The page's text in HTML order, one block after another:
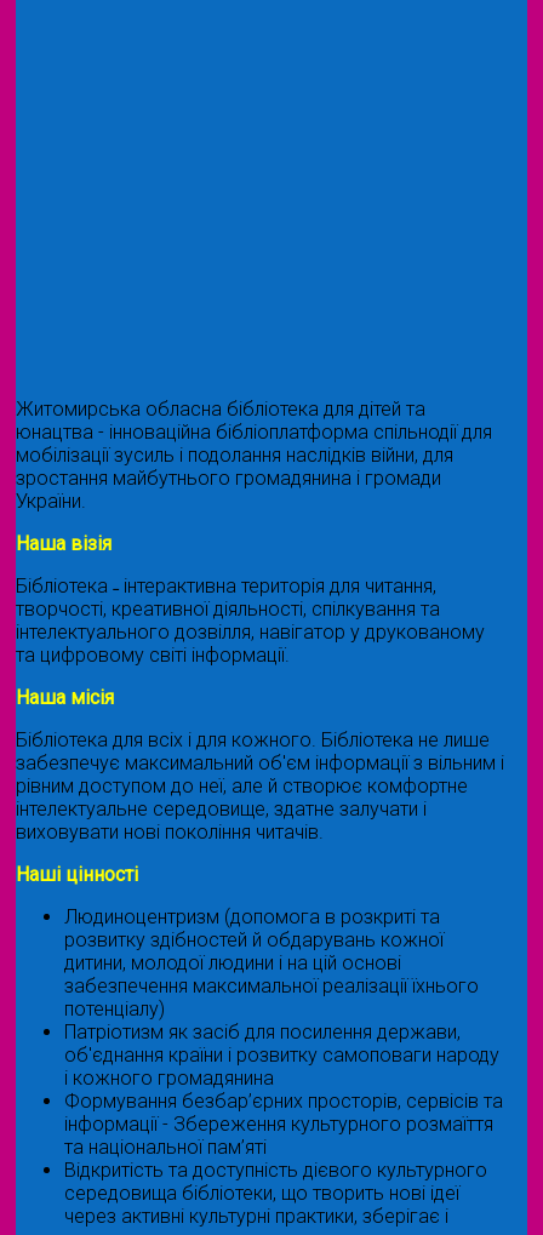
Житомирська обласна бібліотека для дітей та
юнацтва - інноваційна бібліоплатформа спільнодії для
мобілізації зусиль і подолання наслідків війни, для
зростання майбутнього громадянина і громади
України.
Наша візія
Бібліотека ˗ інтерактивна територія для читання,
творчості, креативної діяльності, спілкування та
інтелектуального дозвілля, навігатор у друкованому
та цифровому світі інформації.
Наша місія
Бібліотека для всіх і для кожного. Бібліотека не лише
забезпечує максимальний об'єм інформації з вільним і
рівним доступом до неї, але й створює комфортне
інтелектуальне середовище, здатне залучати і
виховувати нові покоління читачів.
Наші цінності
Людиноцентризм (допомога в розкриті та
розвитку здібностей й обдарувань кожної
дитини, молодої людини і на цій основі
забезпечення максимальної реалізації їхнього
потенціалу)
Патріотизм як засіб для посилення держави,
об'єднання країни і розвитку самоповаги народу
і кожного громадянина
Формування безбар’єрних просторів, сервісів та
інформації - Збереження культурного розмаїття
та національної пам’яті
Відкритість та доступність дієвого культурного
середовища бібліотеки, що творить нові ідеї
через активні культурні практики, зберігає і